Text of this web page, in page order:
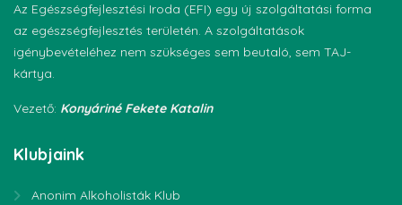
Az Egészségfejlesztési Iroda (EFI) egy új szolgáltatási forma
az egészségfejlesztés területén. A szolgáltatások
igénybevételéhez nem szükséges sem beutaló, sem TAJ-
kártya.
Vezető: Konyáriné Fekete Katalin
Klubjaink
Anonim Alkoholisták Klub